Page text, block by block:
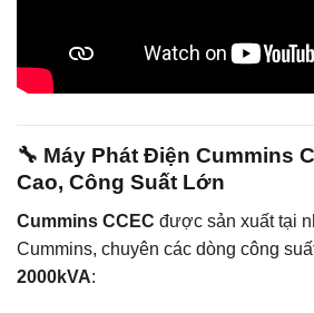
🔧 Máy Phát Điện Cummins
Cao, Công Suất Lớn
Cummins CCEC được sản xuất tại
Cummins, chuyên các dòng công
2000kVA: